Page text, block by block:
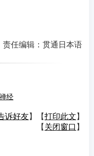
任编辑：贯通日本语
经
诉好友】【打印此文 】
【 关闭窗口 】